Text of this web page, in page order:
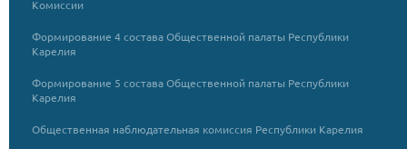
Комиссии
Формирование 4 состава Общественной палаты Республики
Карелия
Формирование 5 состава Общественной палаты Республики
Карелия
Общественная наблюдательная комиссия Республики Карелия